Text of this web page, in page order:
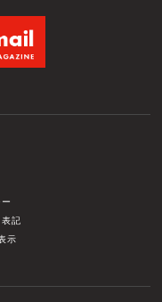
記
示